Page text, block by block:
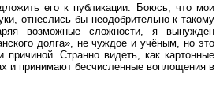
его к публикации. Боюсь, что мои
отнеслись бы неодобрительно к такому
возможные сложности, я вынужден
долга», не чуждое и учёным, но это
Странно видеть, как картонные
и принимают бесчисленные воплощения в